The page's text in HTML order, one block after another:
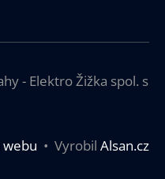
- Elektro Žižka spol. s
webu • Vyrobil Alsan.cz